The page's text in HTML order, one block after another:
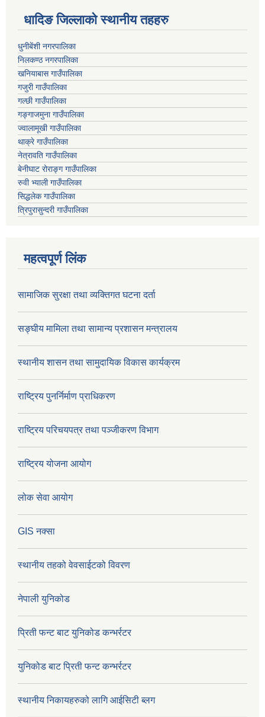
धादिङ जिल्लाकाे स्थानीय तहहरु
धुनीबेंशी नगरपालिका
निलकण्ठ नगरपालिका
खनियाबास गाउँपालिका
गजुरी गाउँपालिका
गल्छी गाउँपालिका
गङ्गाजमुना गाउँपालिका
ज्वालामूखी गाउँपालिका
थाक्रे गाउँपालिका
नेत्रावति गाउँपालिका
बेनीघाट रोराङ्ग गाउँपालिका
रुवी भ्याली गाउँपालिका
सिद्धलेक गाउँपालिका
त्रिपुरासुन्दरी गाउँपालिका
महत्वपूर्ण लिंक
सामाजिक सुरक्षा तथा व्यक्तिगत घटना दर्ता
सङ्घीय मामिला तथा सामान्य प्रशासन मन्त्रालय
स्थानीय शासन तथा सामुदायिक विकास कार्यक्रम
राष्ट्रिय पुनर्निर्माण प्राधिकरण
राष्ट्रिय परिचयपत्र तथा पञ्जीकरण विभाग
राष्ट्रिय योजना आयोग
लोक सेवा आयोग
GIS नक्सा
स्थानीय तहको वेवसाईटको विवरण
नेपाली युनिकोड
प्रिती फन्ट बाट युनिकोड कन्भर्रटर
युनिकोड बाट प्रिती फन्ट कन्भर्रटर
स्थानीय निकायहरुको लागि आईसिटी ब्लग